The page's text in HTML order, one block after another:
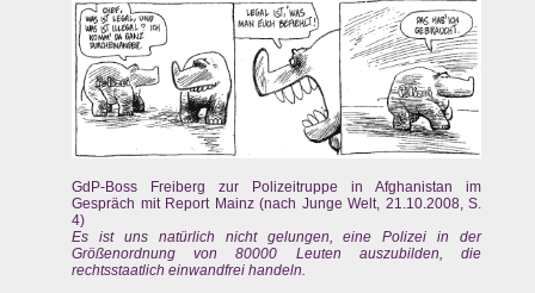
GdP-Boss Freiberg zur Polizeitruppe in Afghanistan im
Gespräch mit Report Mainz (nach Junge Welt, 21.10.2008, S.
4)
Es ist uns natürlich nicht gelungen, eine Polizei in der
Größenordnung von 80000 Leuten auszubilden, die
rechtsstaatlich einwandfrei handeln.